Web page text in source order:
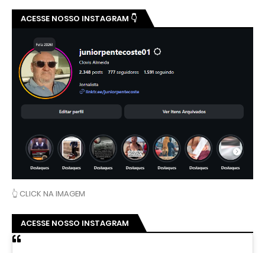
ACESSE NOSSO INSTAGRAM 👇
👆 CLICK NA IMAGEM
ACESSE NOSSO INSTAGRAM